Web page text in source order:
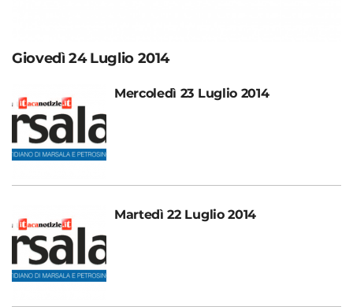
Giovedì 24 Luglio 2014
Mercoledì 23 Luglio 2014
Martedì 22 Luglio 2014